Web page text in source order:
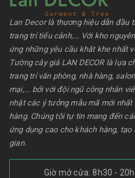
Lan Decor là thương hiệu dẫn đầu
trang trí tiểu cảnh,... Với kho
ứng những yêu cầu khắt khe nhất
Tường cây giả LAN DECOR là lựa
trang trí văn phòng, nhà hàng,
mại,... bởi với đội ngũ công nhân
nhật các ý tưởng mẫu mã mới
hàng. Chúng tôi tự tin mang đến
ứng dụng cao cho khách hàng,
gian.
Giờ mở cửa: 8h30 -